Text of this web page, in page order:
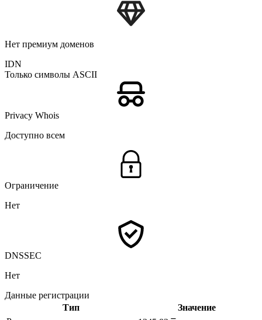
Нет премиум доменов
IDN
Только символы ASCII
Privacy Whois
Доступно всем
Ограничение
Нет
DNSSEC
Нет
Данные регистрации
Тип
Значение